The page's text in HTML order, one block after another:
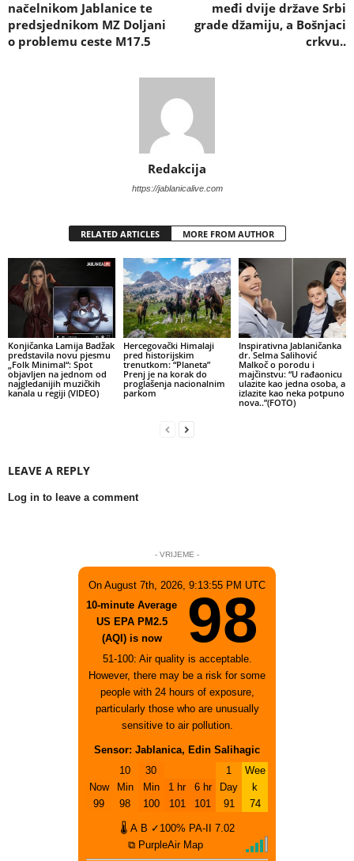
načelnikom Jablanice te
predsjednikom MZ Doljani
o problemu ceste M17.5
međi dvije države Srbi
grade džamiju, a Bošnjaci
crkvu..
Redakcija
https://jablanicalive.com
RELATED ARTICLES MORE FROM AUTHOR
Konjičanka Lamija Badžak
predstavila novu pjesmu
„Folk Minimal“: Spot
objavljen na jednom od
najgledanijih muzičkih
kanala u regiji (VIDEO)
Hercegovački Himalaji
pred historijskim
trenutkom: “Planeta”
Prenj je na korak do
proglašenja nacionalnim
parkom
Inspirativna Jablaničanka
dr. Selma Salihović
Malkoč o porodu i
majčinstvu: “U rađaonicu
ulazite kao jedna osoba, a
izlazite kao neka potpuno
nova..”(FOTO)
LEAVE A REPLY
Log in to leave a comment
- VRIJEME -
On August 7th, 2026, 9:13:55 PM UTC
10-minute Average
US EPA PM2.5
(AQI) is now
98
51-100: Air quality is acceptable.
However, there may be a risk for some
people with 24 hours of exposure,
particularly those who are unusually
sensitive to air pollution.
Sensor: Jablanica, Edin Salihagic
Now
99
10
Min
98
30
Min
100
1 hr
101
6 hr
101
1
Day
91
Wee
k
74
🌡 A B ✓100% PA-II
7.02
⧉ PurpleAir Map